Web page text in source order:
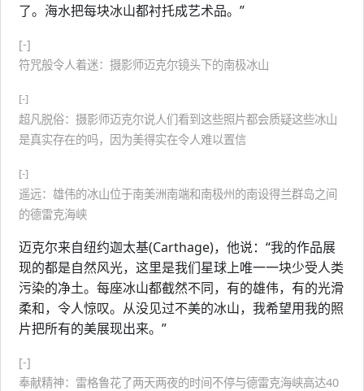
了。海水把每块冰山都衬托成艺术品。”
[-]
符咒般令人着迷：摄影师迈克尔镜头下的南极冰山
[-]
超凡脱俗：摄影师迈克尔说人们看到这些照片都会质疑这些冰山
是真实存在的吗，因为美得实在令人难以置信
[-]
遥远：雄伟的冰山位于南美洲南端和南极州的南设得兰群岛之间
的德雷克海峡
迈克尔来自纽约迦太基(Carthage)，他说：“我的作品展
现的都是自然风光，这里是我们星球上唯一一块少受人类
污染的净土。每座冰山都截然不同，有的雄伟，有的光滑
柔和，令人惊叹。从没见过不美的冰山，我希望用我的照
片把所有的美展现出来。”
[-]
奉献精神：雷格鲁花了两天两夜的时间不停与德雷克海峡高达40